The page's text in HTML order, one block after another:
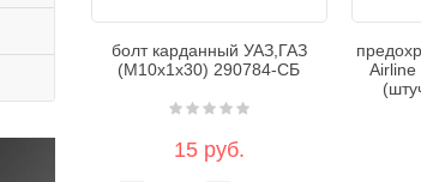
болт карданный УАЗ,ГАЗ
(М10х1х30) 290784-СБ
15 руб.
Airline